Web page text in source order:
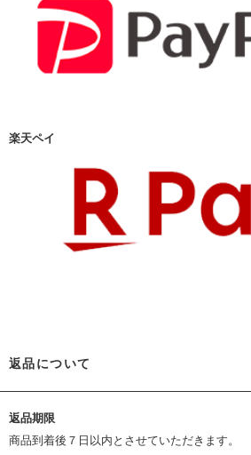
楽天ペイ
返品について
返品期限
商品到着後７日以内とさせていただきます。